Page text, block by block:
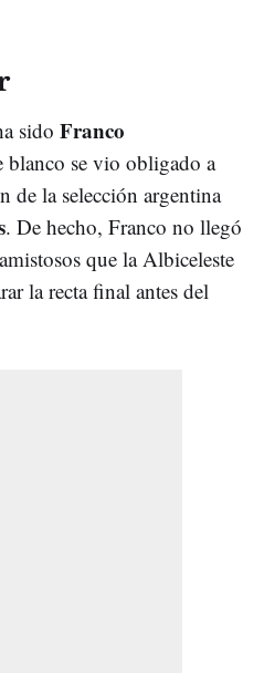
sido Franco
blanco se vio obligado a
de la selección argentina
. De hecho, Franco no llegó
que la Albiceleste
la recta final antes del